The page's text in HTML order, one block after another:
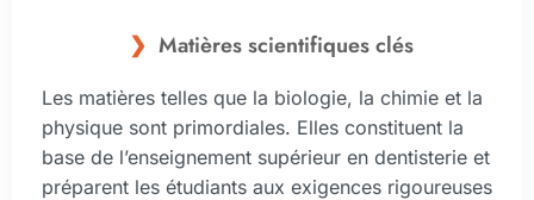
Matières scientifiques clés
Les matières telles que la biologie, la chimie et la
physique sont primordiales. Elles constituent la
base de l’enseignement supérieur en dentisterie et
préparent les étudiants aux exigences rigoureuses